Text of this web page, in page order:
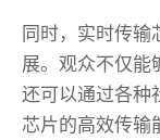
同时，实时传输
展。观众不仅能
还可以通过各种
芯片的高效传输